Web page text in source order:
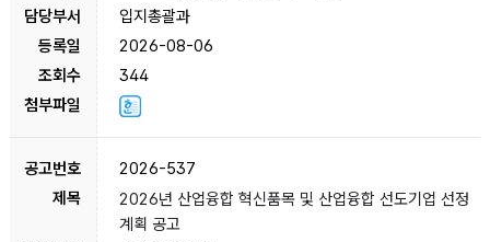
입지총괄과
2026-08-06
344
2026-537
2026년 산업융합 혁신품목 및 산업융합 선도기업 선정
계획 공고